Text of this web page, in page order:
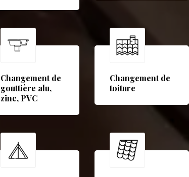
Changement de
gouttière alu,
zinc, PVC
Changement de
toiture